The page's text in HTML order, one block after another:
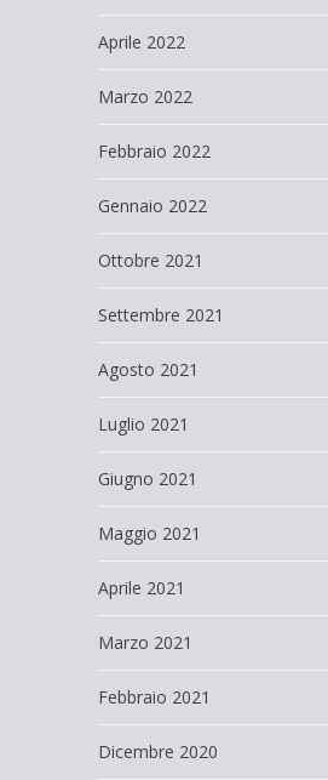
Aprile 2022
Marzo 2022
Febbraio 2022
Gennaio 2022
Ottobre 2021
Settembre 2021
Agosto 2021
Luglio 2021
Giugno 2021
Maggio 2021
Aprile 2021
Marzo 2021
Febbraio 2021
Dicembre 2020